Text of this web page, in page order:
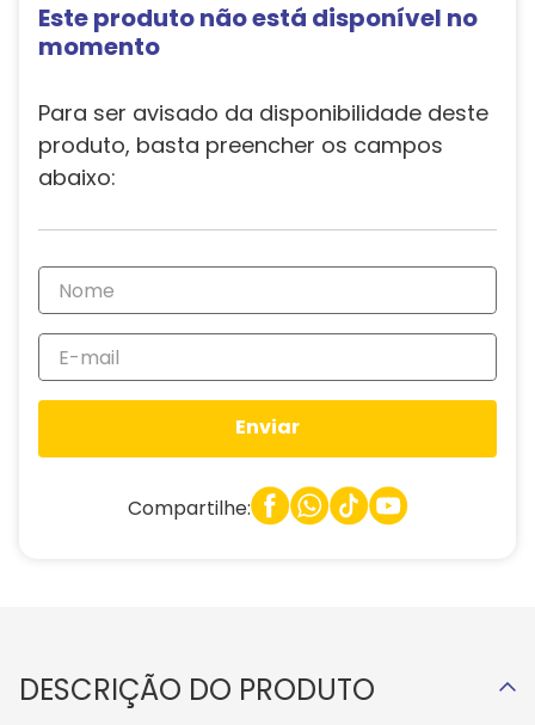
Este produto não está disponível no
momento
Para ser avisado da disponibilidade deste
produto, basta preencher os campos
abaixo:
Enviar
Compartilhe:
DESCRIÇÃO DO PRODUTO